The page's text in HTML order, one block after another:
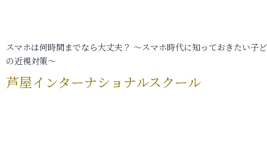
スマホは何時間までなら大丈夫？ ～スマホ時代に知っておきたい子
の近視対策～
芦屋インターナショナルスクール